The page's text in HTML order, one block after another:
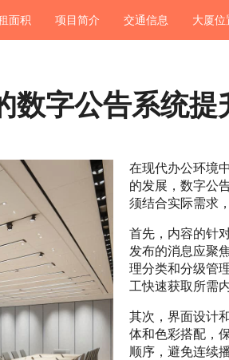
面积 项目简介 交通信息 大厦位
数字公告系统提
在现代办公环境
的发展，数字公
须结合实际需求
首先，内容的针
发布的消息应聚
理分类和分级管
工快速获取所需
其次，界面设计
体和色彩搭配，
顺序，避免连续